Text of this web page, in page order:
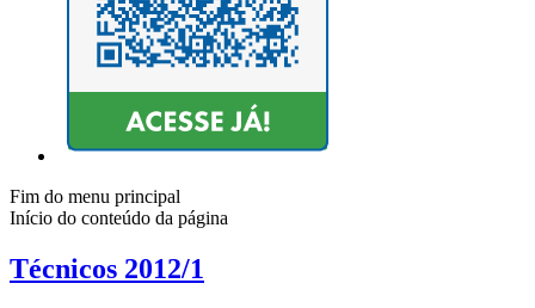
Fim do menu principal
Início do conteúdo da página
Técnicos 2012/1